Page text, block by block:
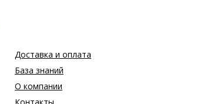
Доставка и оплата
База знаний
О компании